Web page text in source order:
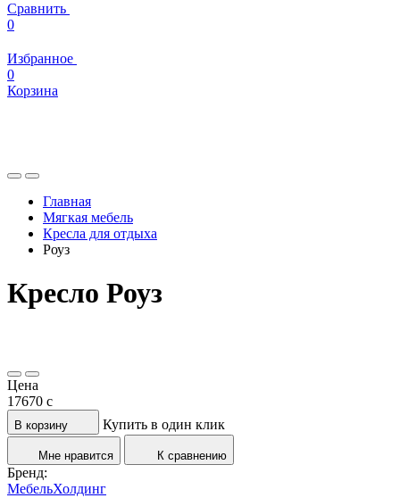
Сравнить
0
Избранное
0
Корзина
Главная
Мягкая мебель
Кресла для отдыха
Роуз
Кресло Роуз
Цена
17670 c
В корзину Купить в один клик
Мне нравится К сравнению
Бренд:
МебельХолдинг